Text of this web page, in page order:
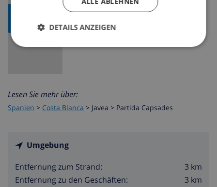
ANZEIGEN
Lesen Sie mehr über:
Spanien > Costa Blanca > Javea > Partida Capsades
Umgebung
Entfernung zum Strand:
3 km
Entfernung zu den Geschäften:
3 km
DETAILS ANZEIGEN